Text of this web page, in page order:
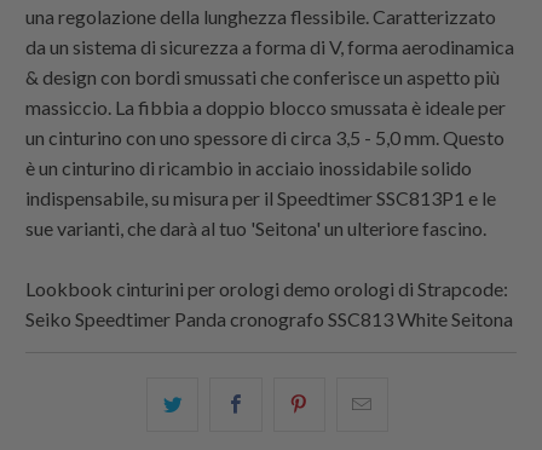
una regolazione della lunghezza flessibile. Caratterizzato
da un sistema di sicurezza a forma di V, forma aerodinamica
& design con bordi smussati che conferisce un aspetto più
massiccio. La fibbia a doppio blocco smussata è ideale per
un cinturino con uno spessore di circa 3,5 - 5,0 mm. Questo
è un cinturino di ricambio in acciaio inossidabile solido
indispensabile, su misura per il Speedtimer SSC813P1 e le
sue varianti, che darà al tuo 'Seitona' un ulteriore fascino.
Lookbook cinturini per orologi demo orologi diStrapcode:
Seiko Speedtimer Panda cronografo SSC813 White Seitona
Condividi Share
Condividi